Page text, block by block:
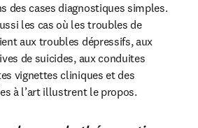
des cases diagnostiques simples.
les cas où les troubles de
aux troubles dépressifs, aux
de suicides, aux conduites
vignettes cliniques et des
à l’art illustrent le propos.